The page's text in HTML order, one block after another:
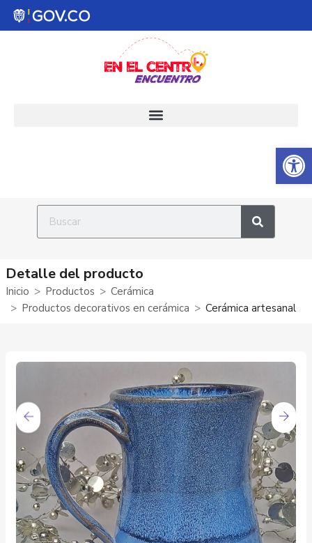
Abrir
Detalle del producto
Inicio Productos
Cerámica
Productos decorativos en cerámica
Cerámica artesanal